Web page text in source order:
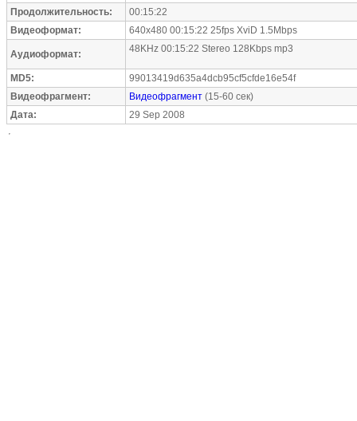
Продолжительность:
00:15:22
Видеоформат:
640x480 00:15:22 25fps XviD 1.5Mbps
Аудиоформат: 48KHz 00:15:22 Stereo 128Kbps mp3
MD5:
99013419d635a4dcb95cf5cfde16e54f
Видеофрагмент:
Видеофрагмент (15-60 сек)
Дата:
29 Sep 2008